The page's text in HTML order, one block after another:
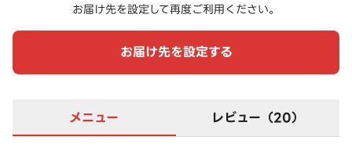
お届け先を設定して再度ご利用ください。
お届け先を設定する
メニュー レビュー（20）